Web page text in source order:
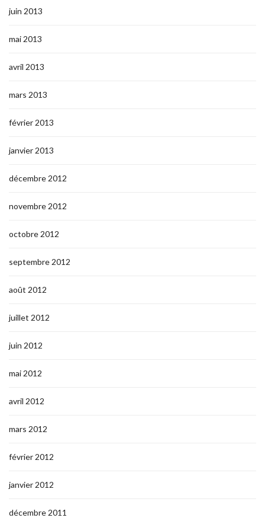
juin 2013
mai 2013
avril 2013
mars 2013
février 2013
janvier 2013
décembre 2012
novembre 2012
octobre 2012
septembre 2012
août 2012
juillet 2012
juin 2012
mai 2012
avril 2012
mars 2012
février 2012
janvier 2012
décembre 2011